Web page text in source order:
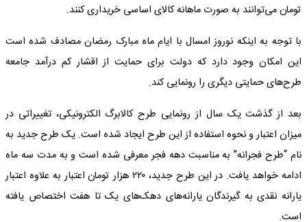
تومان می‌توانند به صورت ماهانه کالای اساسی خریداری کنند.
با توجه به اینکه نوروز امسال با ایام ماه مبارک رمضان مصادف شده است
این امکان وجود دارد که دولت برای حمایت از اقشار کم درآمد جامعه
طرح‌های حمایتی دیگری را رونمایی کند.
بعد از گذشت یک سال از رونمایی طرح کالابرگ الکترونیکی، تغییراتی در
میزان اعتبار و نحوه استفاده از این طرح ایجاد شده است. یک طرح جدید به
نام “طرح فجرانه” به مناسبت دهه فجر معرفی شده است و به مدت سه ماه
ادامه خواهد یافت. در این طرح جدید، ۲۲۰ هزار تومان اعتبار به علاوه اعتبار
یارانه نقدی به گیرندگان یارانه‌های دهک‌های یک تا هفت اختصاص یافته
است.